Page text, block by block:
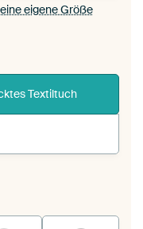
eigene Größe
Textiltuch
Textiltuch in